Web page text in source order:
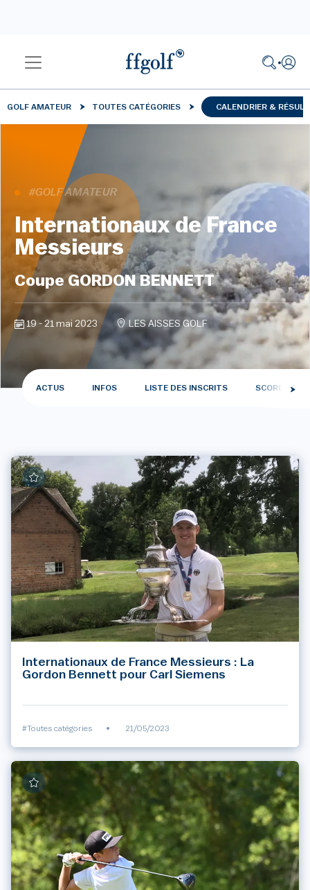
GOLF AMATEUR TOUTES CATÉGORIES CALENDRIER &
#GOLF AMATEUR
Internationaux de France
Messieurs
Coupe GORDON BENNETT
19 - 21 mai 2023 LES AISSES GOLF
ACTUS INFOS LISTE DES INSCRITS SCORES
Internationaux de France Messieurs : La
Gordon Bennett pour Carl Siemens
#Toutes catégories • 21/05/2023